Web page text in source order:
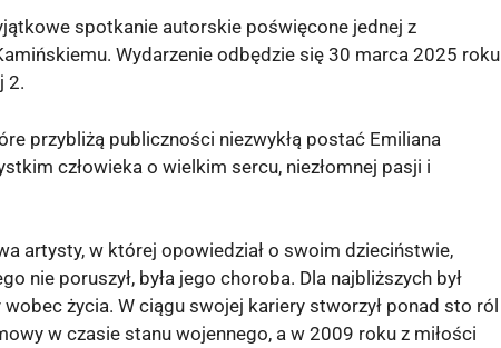
spotkanie autorskie poświęcone jednej z
Wydarzenie odbędzie się 30 marca 2025 roku
2.
przybliżą publiczności niezwykłą postać Emiliana
człowieka o wielkim sercu, niezłomnej pasji i
artysty, w której opowiedział o swoim dzieciństwie,
nie poruszył, była jego choroba. Dla najbliższych był
życia. W ciągu swojej kariery stworzył ponad sto ról
w czasie stanu wojennego, a w 2009 roku z miłości